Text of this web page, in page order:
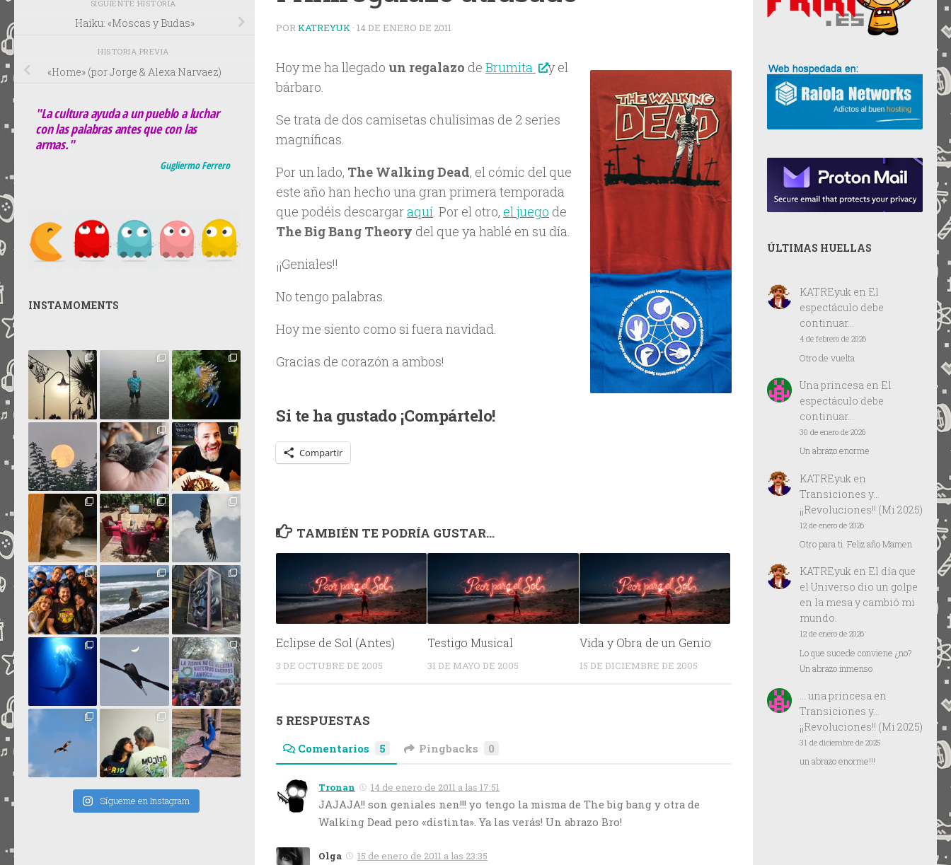
PORKATREYUK · 14 DE ENERO DE 2011
Hoy me ha llegado un regalazo de Brumita
y el
bárbaro.
Se trata de dos camisetas chulísimas de 2 series
magníficas.
Por un lado, The Walking Dead, el cómic del que
este año han hecho una gran primera temporada
que podéis descargaraquí. Por el otro, el juego de
The Big Bang Theory del que ya hablé en su día.
¡¡Geniales!!
No tengo palabras.
Hoy me siento como si fuera navidad.
Gracias de corazón a ambos!
Si te ha gustado ¡Compártelo!
Compartir
TAMBIÉN TE PODRÍA GUSTAR...
Eclipse de Sol (Antes)
3 DE OCTUBRE DE 2005
Testigo Musical
31 DE MAYO DE 2005
Vida y Obra de un Genio
15 DE DICIEMBRE DE 2005
5 RESPUESTAS
Comentarios 5 Pingbacks 0
Tronan 14 de enero de 2011 a las 17:51
JAJAJA!! son geniales nen!!! yo tengo la misma de The big bang y otra de
Walking Dead pero «distinta». Ya las verás! Un abrazo Bro!
Olga 15 de enero de 2011 a las 23:35
SIGUIENTE HISTORIA
Haiku: «Moscas y Budas»
HISTORIA PREVIA
«Home» (por Jorge & Alexa Narvaez)
"La cultura ayuda a un pueblo a luchar
con las palabras antes que con las
armas."
Gugliermo Ferrero
INSTAMOMENTS
Sígueme en Instagram
ÚLTIMAS HUELLAS
KATREyuken El
espectáculo debe
continuar…
4 de febrero de 2026
Otro de vuelta
Una princesaen El
espectáculo debe
continuar…
30 de enero de 2026
Un abrazo enorme
KATREyuk en
Transiciones y…
¡¡Revoluciones!! (Mi 2025)
12 de enero de 2026
Otro para ti. Feliz año Mamen
KATREyuken El día que
el Universo dio un golpe
en la mesa y cambió mi
mundo.
12 de enero de 2026
Lo que sucede conviene ¿no?
Un abrazo inmenso
… una princesaen
Transiciones y…
¡¡Revoluciones!! (Mi 2025)
31 de diciembre de 2025
un abrazo enorme!!!